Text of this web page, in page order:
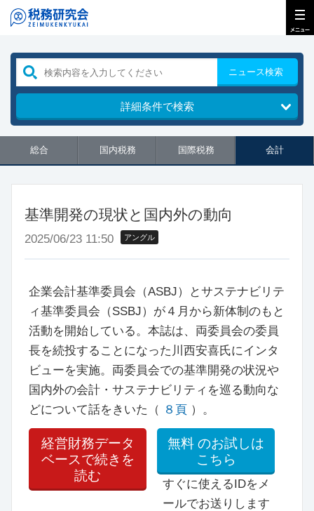
ニュース検索
詳細条件で検索
総合 国内税務 国際税務 会計
基準開発の現状と国内外の動向
2025/06/23 11:50 アングル
企業会計基準委員会（ASBJ）とサステナビリテ
ィ基準委員会（SSBJ）が４月から新体制のもと
活動を開始している。本誌は、両委員会の委員
長を続投することになった川西安喜氏にインタ
ビューを実施。両委員会での基準開発の状況や
国内外の会計・サステナビリティを巡る動向な
どについて話をきいた（ ８頁 ）。
経営財務データ
ベースで続きを
読む
無料 のお試しは
こちら
すぐに使えるIDをメ
ールでお送りします